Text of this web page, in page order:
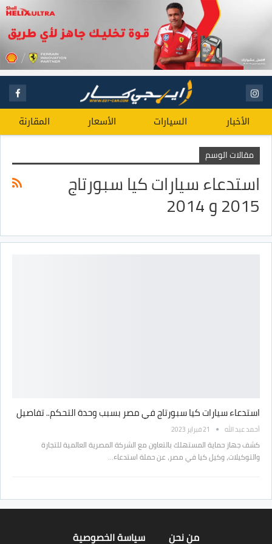
الأخبار السيارات الأسعار المقارنة
مقالات الوسم
استدعاء سيارات كيا سبورتاج
2015 و 2014
استدعاء سيارات كيا سبورتاج في مصر بسبب وحدة التحكم.. تفاصيل
أحمد عبد الله 21 فبراير 2023
كشف جهاز حماية المستهلك بالتعاون مع الشركة المصرية العالمية للتجارة
والتوكيلات، وكيل كيا في مصر، عن حملة استدعاء…
من نحن سياسة الخصوصية